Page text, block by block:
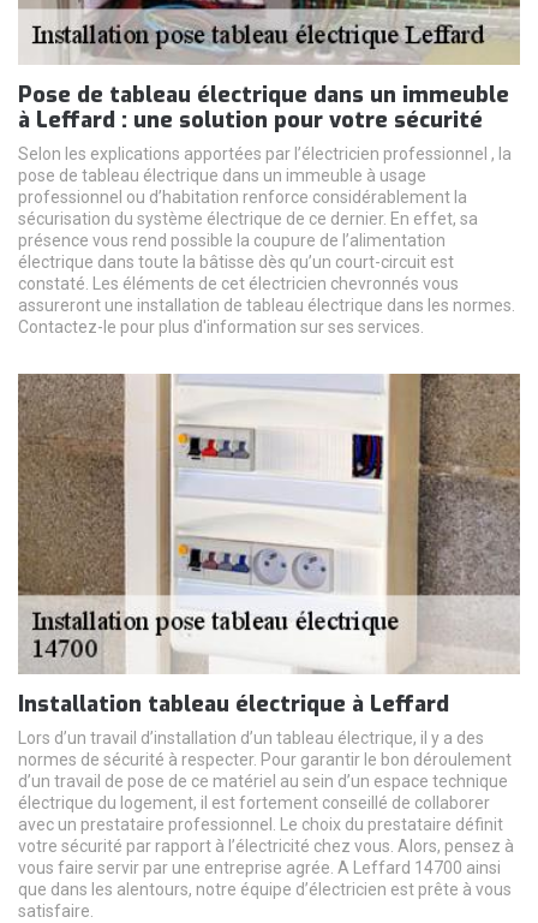
Pose de tableau électrique dans un immeuble
à Leffard : une solution pour votre sécurité
Selon les explications apportées par l’électricien professionnel , la
pose de tableau électrique dans un immeuble à usage
professionnel ou d’habitation renforce considérablement la
sécurisation du système électrique de ce dernier. En effet, sa
présence vous rend possible la coupure de l’alimentation
électrique dans toute la bâtisse dès qu’un court-circuit est
constaté. Les éléments de cet électricien chevronnés vous
assureront une installation de tableau électrique dans les normes.
Contactez-le pour plus d'information sur ses services.
Installation tableau électrique à Leffard
Lors d’un travail d’installation d’un tableau électrique, il y a des
normes de sécurité à respecter. Pour garantir le bon déroulement
d’un travail de pose de ce matériel au sein d’un espace technique
électrique du logement, il est fortement conseillé de collaborer
avec un prestataire professionnel. Le choix du prestataire définit
votre sécurité par rapport à l’électricité chez vous. Alors, pensez à
vous faire servir par une entreprise agrée. A Leffard 14700 ainsi
que dans les alentours, notre équipe d’électricien est prête à vous
satisfaire.